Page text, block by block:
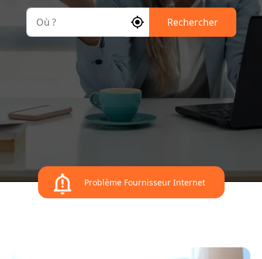
Rechercher
Problème Fournisseur Internet